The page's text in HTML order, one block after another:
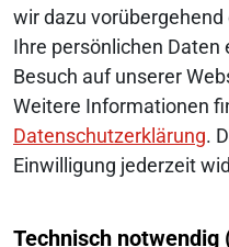
wir dazu
Ihre persönlichen
Besuch auf unserer
Weitere Informationen
Datenschutzerklärung.
Einwilligung jederzeit
Technisch notwendig
© 2026
SERVICE-
SITEMAP
ERKLÄRUNG ZUR
BARRIERE MELDEN
IMPRESSUM